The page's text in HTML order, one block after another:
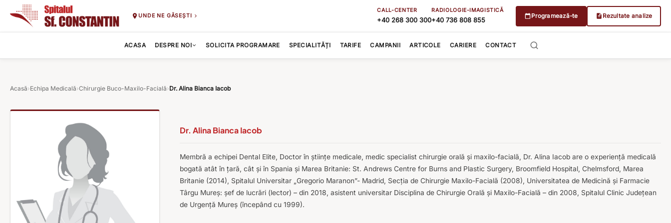
UNDE NE GĂSEȘTI
CALL-CENTER
+40 268 300 300
RADIOLOGIE-IMAGISTICĂ
+40 736 808 855
Programează-te Rezultate analize
ACASA DESPRE NOI SOLICITA PROGRAMARE SPECIALITĂȚI TARIFE CAMPANII ARTICOLE CARIERE CONTACT
Acasă›Echipa Medicală›Chirurgie Buco-Maxilo-Facială›Dr. Alina Bianca Iacob
Dr. Alina Bianca Iacob
Membră a echipei Dental Elite, Doctor în științe medicale, medic specialist chirurgie orală și maxilo-facială, Dr. Alina Iacob are o experiență medicală
bogată atât în țară, cât și în Spania și Marea Britanie: St. Andrews Centre for Burns and Plastic Surgery, Broomfield Hospital, Chelmsford, Marea
Britanie (2014), Spitalul Universitar „Gregorio Maranon”- Madrid, Secţia de Chirurgie Maxilo-Facială (2008), Universitatea de Medicină şi Farmacie
Târgu Mureş: șef de lucrări (lector) – din 2018, asistent universitar Disciplina de Chirurgie Orală şi Maxilo-Facială – din 2008, Spitalul Clinic Județean
de Urgenţă Mureş (începând cu 1999).